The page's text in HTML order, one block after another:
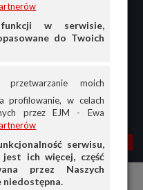
w serwisie,
do Twoich
moich
profilowanie, w celach
przez EJM - Ewa
serwisu,
ich więcej, część
przez Naszych
niedostępna.
MOJA AG
Sprzedam